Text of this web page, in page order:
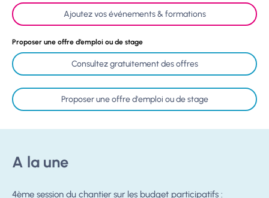
Ajoutez vos événements & formations
Proposer une offre d’emploi ou de stage
Consultez gratuitement des offres
Proposer une offre d'emploi ou de stage
A la une
4ème session du chantier sur les budget participatifs :